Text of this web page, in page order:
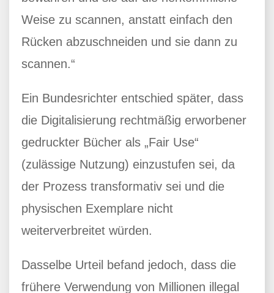
Weise zu scannen, anstatt einfach den
Rücken abzuschneiden und sie dann zu
scannen.“
Ein Bundesrichter entschied später, dass
die Digitalisierung rechtmäßig erworbener
gedruckter Bücher als „Fair Use“
(zulässige Nutzung) einzustufen sei, da
der Prozess transformativ sei und die
physischen Exemplare nicht
weiterverbreitet würden.
Dasselbe Urteil befand jedoch, dass die
frühere Verwendung von Millionen illegal